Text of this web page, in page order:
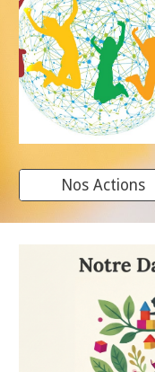
Nos Actions